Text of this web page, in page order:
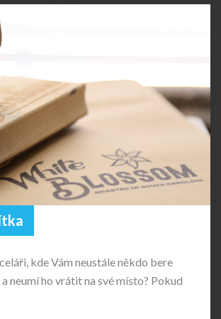
kde Vám neustále někdo bere
neumí ho vrátit na své místo? Pokud